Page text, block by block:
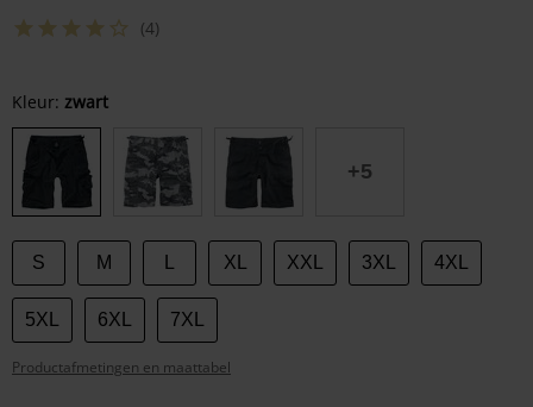
(4)
Kies
je
maat
Kleur: zwart
+5
S M XL XXL 3XL 4XL
5XL 6XL 7XL
Productafmetingen en maattabel